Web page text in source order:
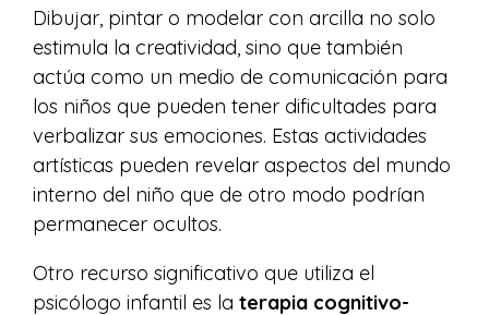
Dibujar, pintar o modelar con arcilla no solo
estimula la creatividad, sino que también
actúa como un medio de comunicación para
los niños que pueden tener dificultades para
verbalizar sus emociones. Estas actividades
artísticas pueden revelar aspectos del mundo
interno del niño que de otro modo podrían
permanecer ocultos.
Otro recurso significativo que utiliza el
psicólogo infantil es la terapia cognitivo-